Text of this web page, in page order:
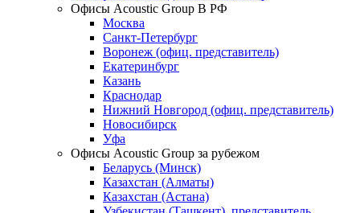
Офисы Acoustic Group В РФ
Москва
Санкт-Петербург
Воронеж (офиц. представитель)
Екатеринбург
Казань
Краснодар
Нижний Новгород (офиц. представитель)
Новосибирск
Уфа
Офисы Acoustic Group за рубежом
Беларусь (Минск)
Казахстан (Алматы)
Казахстан (Астана)